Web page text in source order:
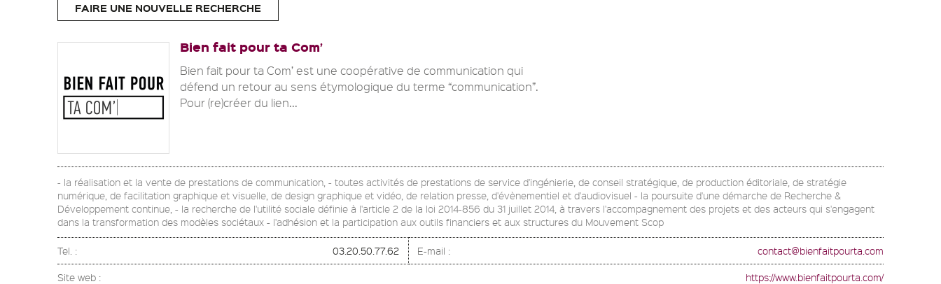
FAIRE UNE NOUVELLE RECHERCHE
Bien fait pour ta Com’
Bien fait pour ta Com’ est une coopérative de communication qui
défend un retour au sens étymologique du terme “communication”.
Pour (re)créer du lien...
- la réalisation et la vente de prestations de communication, - toutes activités de prestations de service d'ingénierie, de conseil stratégique, de production éditoriale, de stratégie
numérique, de facilitation graphique et visuelle, de design graphique et vidéo, de relation presse, d'évènementiel et d'audiovisuel - la poursuite d'une démarche de Recherche &
Développement continue, - la recherche de l'utilité sociale définie à l'article 2 de la loi 2014-856 du 31 juillet 2014, à travers l'accompagnement des projets et des acteurs qui s'engagent
dans la transformation des modèles sociétaux - l'adhésion et la participation aux outils financiers et aux structures du Mouvement Scop
Tel. : 03.20.50.77.62 E-mail : contact@bienfaitpourta.com
Site web : https://www.bienfaitpourta.com/